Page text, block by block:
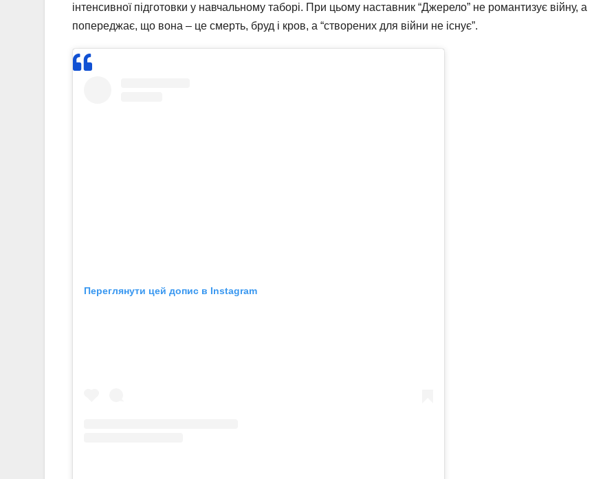
інтенсивної підготовки у навчальному таборі. При цьому наставник “Джерело” не романтизує війну, а
попереджає, що вона – це смерть, бруд і кров, а “створених для війни не існує”.
Переглянути цей допис в Instagram